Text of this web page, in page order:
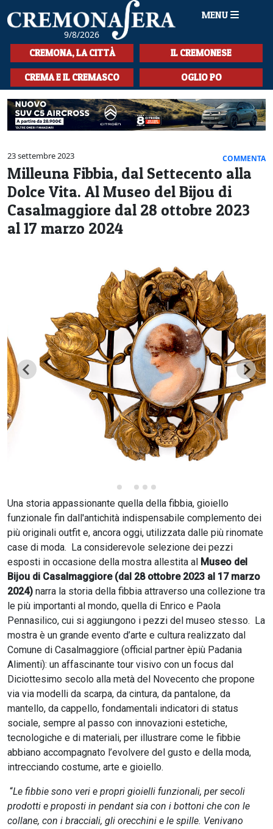
9/8/2026
MENU
HOME
CRONACA
SPORT
LA MUSICA
CULTURA
LA STORIA
SPETTACOLI
L'EDITORIALE
CREMONA, LA CITTÀ IL CREMONESE
CREMA E IL CREMASCO OGLIO PO
23 settembre 2023 COMMENTA
Milleuna Fibbia, dal Settecento alla
Dolce Vita. Al Museo del Bijou di
Casalmaggiore dal 28 ottobre 2023
al 17 marzo 2024
Una storia appassionante quella della fibbia, gioiello
funzionale fin dall'antichità indispensabile complemento dei
più originali outfit e, ancora oggi, utilizzata dalle più rinomate
case di moda. La considerevole selezione dei pezzi
esposti in occasione della mostra allestita al Museo del
Bijou di Casalmaggiore (dal 28 ottobre 2023 al 17 marzo
2024) narra la storia della fibbia attraverso una collezione tra
le più importanti al mondo, quella di Enrico e Paola
Pennasilico, cui si aggiungono i pezzi del museo stesso. La
mostra è un grande evento d’arte e cultura realizzato dal
Comune di Casalmaggiore (official partner èpiù Padania
Alimenti): un affascinante tour visivo con un focus dal
Diciottesimo secolo alla metà del Novecento che propone
via via modelli da scarpa, da cintura, da pantalone, da
mantello, da cappello, fondamentali indicatori di status
sociale, sempre al passo con innovazioni estetiche,
tecnologiche e di materiali, per illustrare come le fibbie
abbiano accompagnato l’evolvere del gusto e della moda,
intrecciando costume, arte e gioiello.
“Le fibbie sono veri e propri gioielli funzionali, per secoli
prodotti e proposti in pendant sia con i bottoni che con le
collane, con i bracciali, gli orecchini e le spille. Venivano